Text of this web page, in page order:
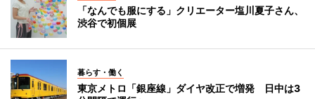
「なんでも服にする」クリエーター塩川夏子さん、
渋谷で初個展
暮らす・働く
東京メトロ「銀座線」ダイヤ改正で増発 日中は3